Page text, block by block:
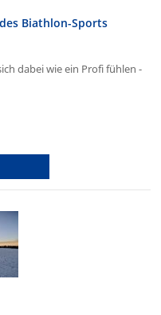
Biathlon-Sports
dabei wie ein Profi fühlen -